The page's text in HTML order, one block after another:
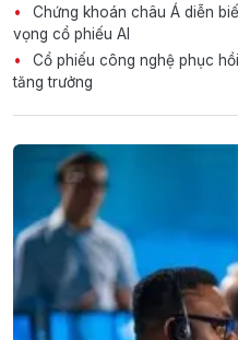
Chứng khoán châu Á diễn
vọng cổ phiếu AI
Cổ phiếu công nghệ phục
tăng trưởng